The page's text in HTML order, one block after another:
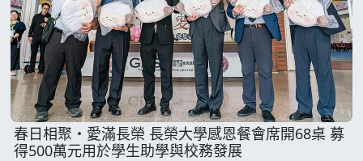
春日相聚・愛滿長榮 長榮大學感恩餐會席開68桌 募
得500萬元用於學生助學與校務發展